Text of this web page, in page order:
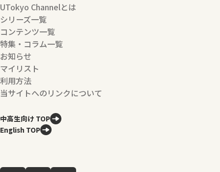
UTokyo Channelとは
シリーズ一覧
コンテンツ一覧
特集・コラム一覧
お知らせ
マイリスト
利用方法
当サイトへのリンクについて
中高生向け TOP
English TOP